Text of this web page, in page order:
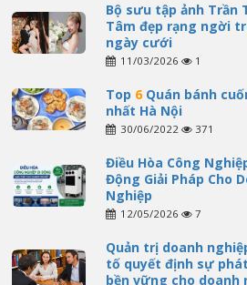
Bộ sưu tập ảnh Trần
Tâm đẹp rạng ngời
ngày cưới
11/03/2026 1
Top 6Quán bánh
nhất Hà Nội
30/06/2022 371
Điều Hòa Công
Động Giải Pháp Cho
Nghiệp
12/05/2026 7
Quản trị doanh
tố quyết định sự
bền vững cho doanh